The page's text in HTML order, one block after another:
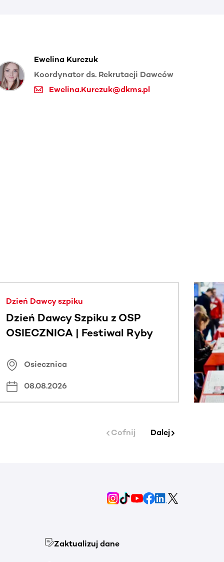
Ewelina Kurczuk
Koordynator ds. Rekrutacji Dawców
Ewelina.Kurczuk@dkms.pl
Dzień Dawcy szpiku
Dzień Dawcy Szpiku z OSP
OSIECZNICA | Festiwal Ryby
Osiecznica
08.08.2026
Cofnij Dalej
Zaktualizuj dane